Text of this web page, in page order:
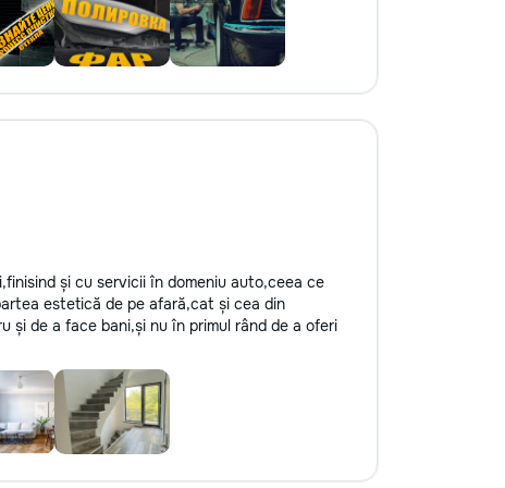
și cu servicii în domeniu auto,ceea ce
estetică de pe afară,cat și cea din
și de a face bani,și nu în primul rând de a oferi